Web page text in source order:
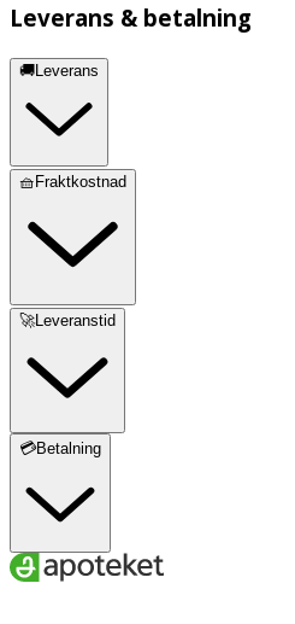
Leverans & betalning
🚚Leverans
🧺Fraktkostnad
🚀Leveranstid
💳Betalning